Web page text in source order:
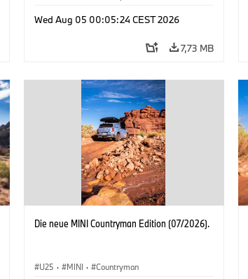
Wed Aug 05 00:05:24 CEST 2026
7,73 MB
Die neue MINI Countryman Edition (07/2026).
U25 · MINI · Countryman